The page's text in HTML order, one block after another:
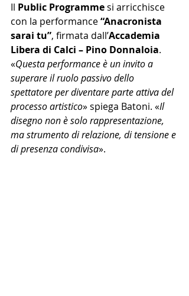
Il Public Programme si arricchisce
con la performance “Anacronista
sarai tu”, firmata dall’Accademia
Libera di Calci – Pino Donnaloia.
«Questa performance è un invito a
superare il ruolo passivo dello
spettatore per diventare parte attiva del
processo artistico» spiega Batoni. «Il
disegno non è solo rappresentazione,
ma strumento di relazione, di tensione e
di presenza condivisa».